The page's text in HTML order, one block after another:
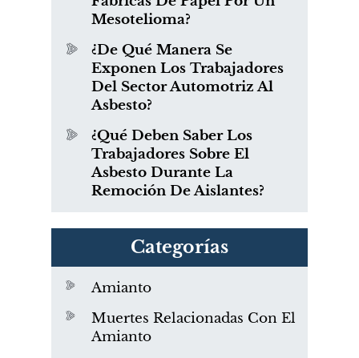
Mesotelioma?
¿De Qué Manera Se
Exponen Los Trabajadores
Del Sector Automotriz Al
Asbesto?
¿Qué Deben Saber Los
Trabajadores Sobre El
Asbesto Durante La
Remoción De Aislantes?
Categorías
Amianto
Muertes Relacionadas Con El
Amianto